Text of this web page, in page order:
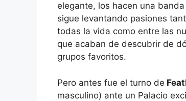
elegante, los hacen una
sigue levantando pasiones
todas la vida como entre las
que acaban de descubrir de
grupos favoritos.
Pero antes fue el turno de
masculino) ante un Palacio